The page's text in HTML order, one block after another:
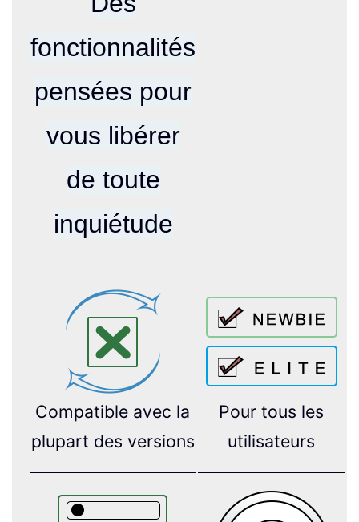
fonctionnalités
pensées pour
vous libérer
de toute
inquiétude
Compatible avec la
plupart des versions
Pour tous les
utilisateurs